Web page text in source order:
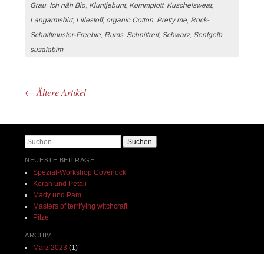
Grau, Ich näh Bio Kluntjebunt, Kommplott, Kuschelsweat,
Langarmshirt, Lillestoff, organic Cotton Pretty me Rock-
Schnittmuster-Freebie Rums, Schnittreif, Schwarz, Senfgelb,
susalabim
← Ältere Artikel
Suchen
NEUESTE BEITRÄGE
Spezial-Workshop Coverlock
Kerah und Petali
Mady und Pam
Masters of terrifying witchcraft
Pilze
ARCHIV
März 2023 (1)